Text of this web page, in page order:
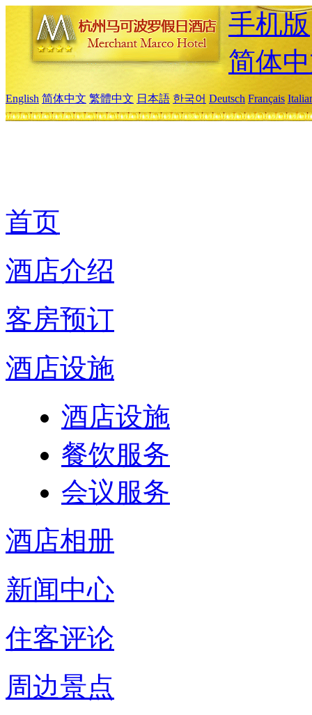
手机版
简体
English 简体中文 繁體中文 日本語 한국어 Deutsch Français
首页
酒店介绍
客房预订
酒店设施
酒店设施
餐饮服务
会议服务
酒店相册
新闻中心
住客评论
周边景点